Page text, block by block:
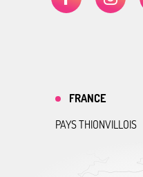
FRANCE
PAYS THIONVILLOIS